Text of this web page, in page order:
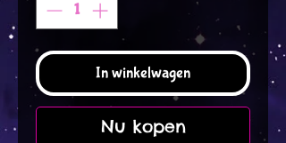
In winkelwagen
Nu kopen